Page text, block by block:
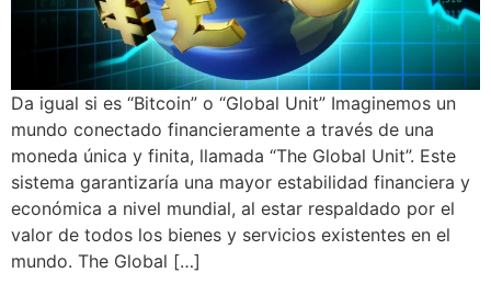
Da igual si es “Bitcoin” o “Global Unit” Imaginemos un
mundo conectado financieramente a través de una
moneda única y finita, llamada “The Global Unit”. Este
sistema garantizaría una mayor estabilidad financiera y
económica a nivel mundial, al estar respaldado por el
valor de todos los bienes y servicios existentes en el
mundo. The Global […]